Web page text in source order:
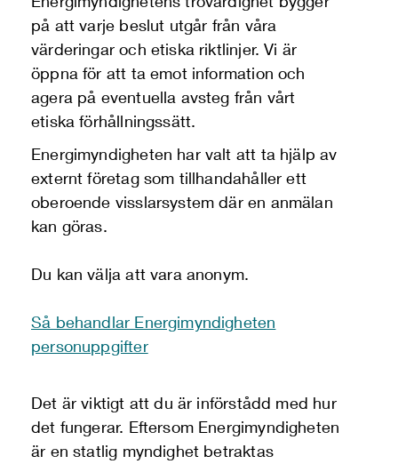
på att varje beslut utgår från våra
värderingar och etiska riktlinjer. Vi är
öppna för att ta emot information och
agera på eventuella avsteg från vårt
etiska förhållningssätt.
Energimyndigheten har valt att ta hjälp av
externt företag som tillhandahåller ett
oberoende visslarsystem där en anmälan
kan göras.
Du kan välja att vara anonym.
Så behandlar Energimyndigheten
personuppgifter
Det är viktigt att du är införstådd med hur
det fungerar. Eftersom Energimyndigheten
är en statlig myndighet betraktas